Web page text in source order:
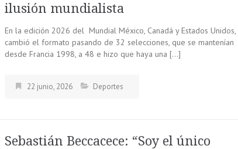
ilusión mundialista
En la edición 2026 del Mundial México, Canadá y Estados Unidos,
cambió el formato pasando de 32 selecciones, que se mantenían
desde Francia 1998, a 48 e hizo que haya una […]
22 junio, 2026 Deportes
Sebastián Beccacece: “Soy el único